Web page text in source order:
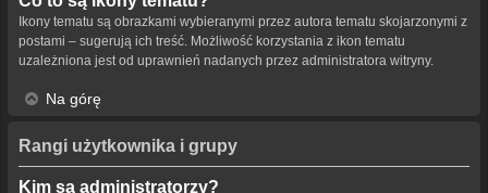
Ikony tematu są obrazkami wybieranymi przez autora tematu skojarzonymi z
postami – sugerują ich treść. Możliwość korzystania z ikon tematu
uzależniona jest od uprawnień nadanych przez administratora witryny.
Na górę
Rangi użytkownika i grupy
Kim są administratorzy?